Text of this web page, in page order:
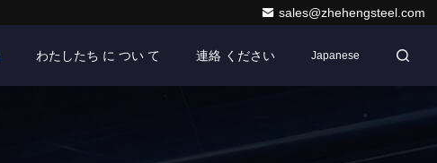
sales@zhehengsteel.com
わたしたち に つい て 連絡 ください Japanese